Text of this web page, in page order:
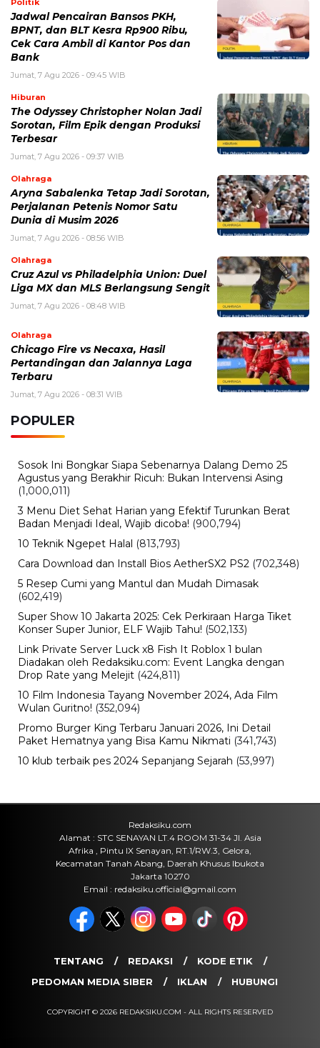
Simpan nama, email, dan situs web saya pada peramban ini
untuk komentar saya berikutnya.
BERITA TERKAIT
Kamis, 6 Agustus 2026 - 15:46 WIB
Kecelakaan Bus ALS Tewaskan Belasan Penumpang,
Polisi Tetapkan Dua Tersangka
Kamis, 6 Agustus 2026 - 15:25 WIB
Sarwendah Disebut Setia Dampingi Ruben Onsu Saat
Kondisi Kritis, Ini Kabar Terbarunya
Kamis, 6 Agustus 2026 - 13:50 WIB
Tarif Listrik PLN Terbaru Agustus 2026, Cek Besaran
Kamis, 6 Agustus 2026 - 13:29 WIB
Beasiswa Bakti BCA 2027 Resmi Dibuka, Cek Syarat,
Rumor iPhone Air 2 Makin Kuat, Kamera Ganda dan
Chip 2nm Jadi Sorotan
BERITA TERBARU
Politik
Jadwal Pencairan Bansos PKH,
BPNT, dan BLT Kesra Rp900 Ribu,
Bank
Jumat, 7 Agu 2026 - 09:45 WIB
The Odyssey Christopher Nolan Jadi
Sorotan, Film Epik dengan Produksi
Terbesar
Jumat, 7 Agu 2026 - 09:37 WIB
Olahraga
Aryna Sabalenka Tetap Jadi Sorotan,
Perjalanan Petenis Nomor Satu
Dunia di Musim 2026
Jumat, 7 Agu 2026 - 08:56 WIB
Chicago Fire vs Necaxa, Hasil
Pertandingan dan Jalannya Laga
Jumat, 7 Agu 2026 - 08:31 WIB
POPULER
Sosok Ini Bongkar Siapa Sebenarnya Dalang Demo 25
Agustus yang Berakhir Ricuh: Bukan Intervensi Asing